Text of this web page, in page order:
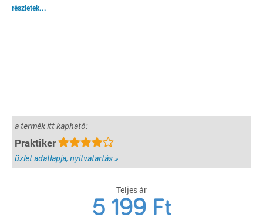
részletek...
a termék itt kapható:
Praktiker
üzlet adatlapja, nyitvatartás »
Teljes ár
5 199 Ft